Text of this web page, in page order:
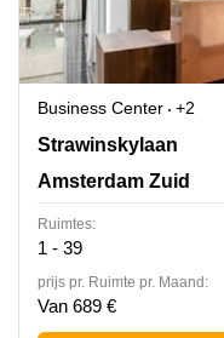
Business Center
+2
Strawinskylaan
Strawinskylaan
Amsterdam Zuid
Ruimtes:
1 - 39
prijs pr. Ruimte pr. Maand:
Van 689 €